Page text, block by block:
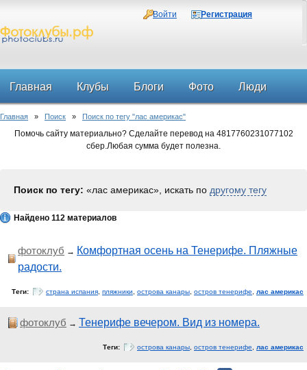
Войти Регистрация
Главная Клубы Блоги Фото Люди
Форум
Главная » Поиск » Поиск по тегу "лас америкас"
Помочь сайту материально? Сделайте перевод на 4817760231077102
сбер.Любая сумма будет полезна.
Поиск по тегу: «лас америкас», искать по другому тегу
Найдено 112 материалов
фотоклуб → Комфортная осень на Тенерифе. Пляжные
радости.
Теги: страна испания пляжники острова канары остров тенерифе лас америкас
фотоклуб → Тенерифе вечером. Вид из номера.
Теги: острова канары остров тенерифе лас америкас